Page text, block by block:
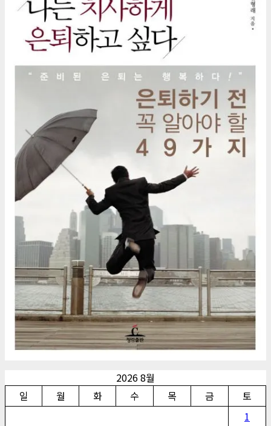
2026 8월
일
월 화 수 목 금
토
1